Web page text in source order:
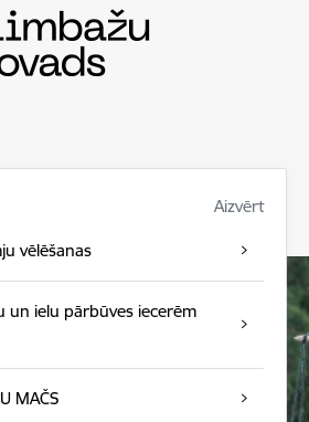
Aizvērt
vēlēšanas
un ielu pārbūves iecerēm
MAČS